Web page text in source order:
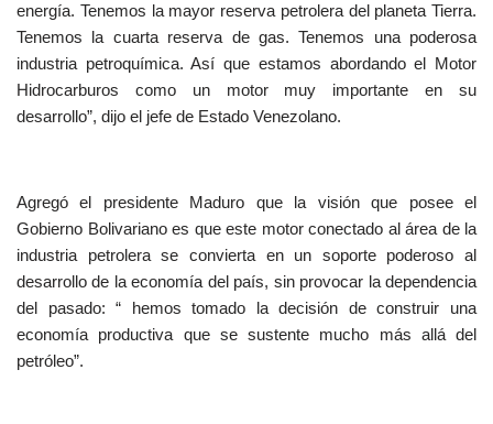
energía. Tenemos la mayor reserva petrolera del planeta Tierra.
Tenemos la cuarta reserva de gas. Tenemos una poderosa
industria petroquímica. Así que estamos abordando el Motor
Hidrocarburos como un motor muy importante en su
desarrollo”, dijo el jefe de Estado Venezolano.
Agregó el presidente Maduro que la visión que posee el
Gobierno Bolivariano es que este motor conectado al área de la
industria petrolera se convierta en un soporte poderoso al
desarrollo de la economía del país, sin provocar la dependencia
del pasado: “ hemos tomado la decisión de construir una
economía productiva que se sustente mucho más allá del
petróleo”.